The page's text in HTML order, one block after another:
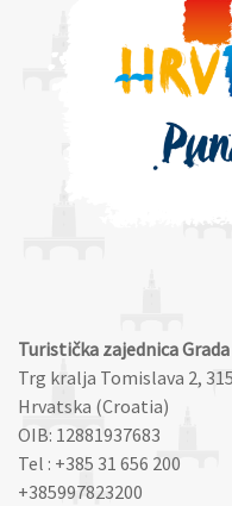
Turistička zajednica
Trg kralja Tomislava 2,
Hrvatska (Croatia)
OIB: 12881937683
Tel : +385 31 656 200
+385997823200